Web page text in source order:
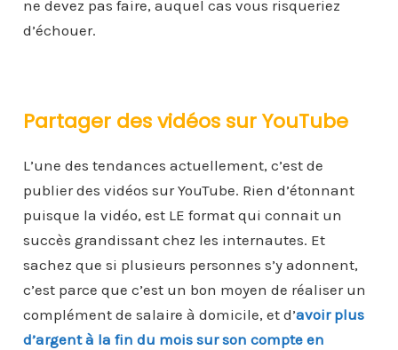
ne devez pas faire, auquel cas vous risqueriez
d’échouer.
Partager des vidéos sur YouTube
L’une des tendances actuellement, c’est de
publier des vidéos sur YouTube. Rien d’étonnant
puisque la vidéo, est LE format qui connait un
succès grandissant chez les internautes. Et
sachez que si plusieurs personnes s’y adonnent,
c’est parce que c’est un bon moyen de réaliser un
complément de salaire à domicile, et d’avoir plus
d’argent à la fin du mois sur son compte en